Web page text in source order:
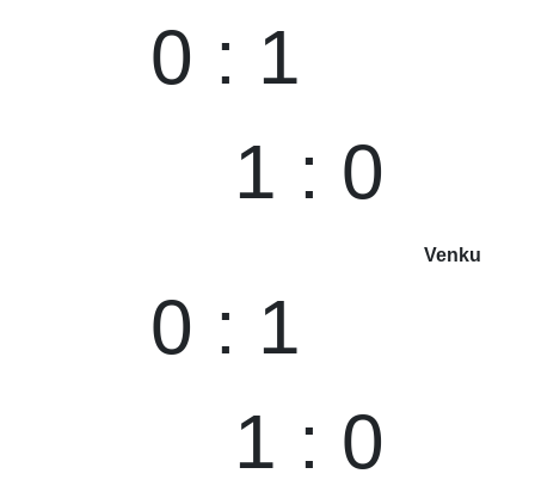
0 : 1
1 : 0
Venku
0 : 1
1 : 0